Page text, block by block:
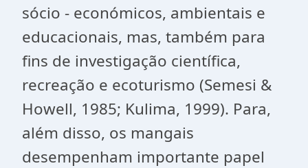
sócio - económicos, ambientais e
educacionais, mas, também para
fins de investigação científica,
recreação e ecoturismo (Semesi &
Howell, 1985; Kulima, 1999). Para,
além disso, os mangais
desempenham importante papel